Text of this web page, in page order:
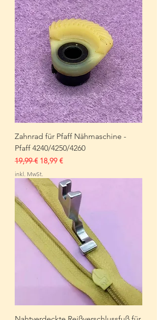
Zahnrad für Pfaff Nähmaschine -
Pfaff 4240/4250/4260
Standardpreis
19,99 € Sale-Preis
18,99 €
inkl. MwSt.